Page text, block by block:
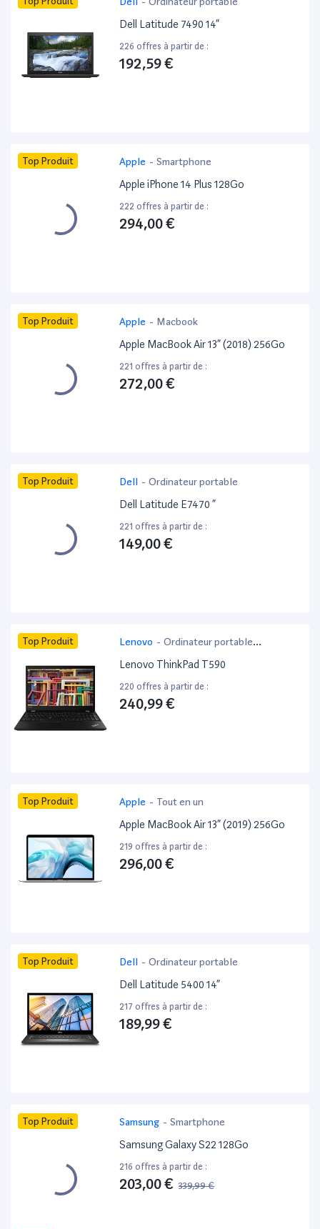
Dell Latitude 7490 14”
226 offres à partir de :
192,59 €
Top Produit Apple - Smartphone
Apple iPhone 14 Plus 128Go
222 offres à partir de :
294,00 €
Top Produit Apple - Macbook
Apple MacBook Air 13” (2018) 256Go
221 offres à partir de :
272,00 €
Top Produit Dell - Ordinateur portable
Dell Latitude E7470 ”
221 offres à partir de :
149,00 €
Top Produit Lenovo - Ordinateur portable
bureautique
Lenovo ThinkPad T590
220 offres à partir de :
240,99 €
Top Produit Apple - Tout en un
Apple MacBook Air 13” (2019) 256Go
219 offres à partir de :
296,00 €
Top Produit Dell - Ordinateur portable
Dell Latitude 5400 14”
217 offres à partir de :
189,99 €
Top Produit Samsung - Smartphone
Samsung Galaxy S22 128Go
216 offres à partir de :
203,00 € 339,99 €